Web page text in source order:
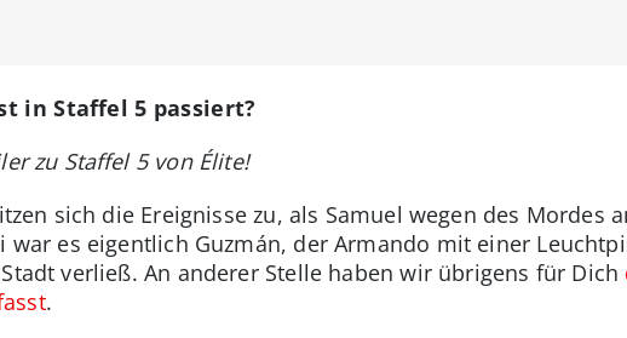
in Staffel 5 passiert?
zu Staffel 5 von Élite!
sich die Ereignisse zu, als Samuel wegen des Mordes
war es eigentlich Guzmán, der Armando mit einer
verließ. An anderer Stelle haben wir übrigens für Dich
.